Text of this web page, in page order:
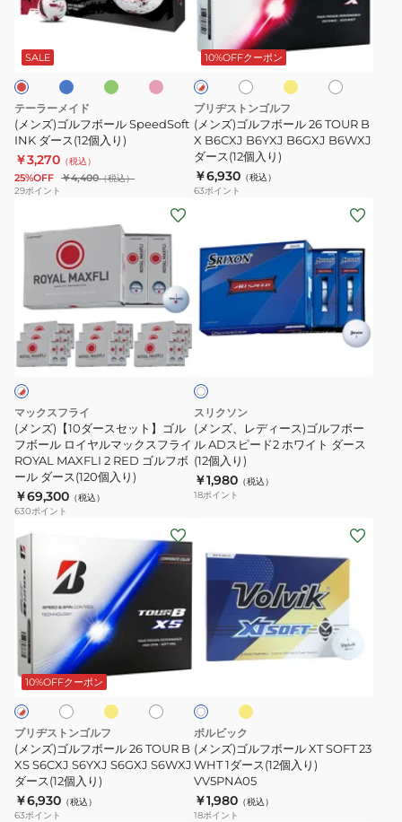
り
DIS9
ダ
ー
ス
個
入
り)
フ
ー
ル
SpeedSoft
INK
ダ
ー
ス
SALE
グ
ー
ピ
ク
テーラーメイド
(メンズ)ゴルフボール SpeedSoft
INK ダース(12個入り)
￥3,270 （税込）
25%OFF ￥4,400（税込）
29ポイント
フ
ボ
ー
ル
26
TOUR
B
X
B6CXJ
B6WXJ
ダ
ー
(12
り)
10%OFFクーポン
ホ
×
レ
ッ
ド
ホ
エ
ロ
パ
ー
ル
ホ
ワ
イ
ト ブリヂストンゴルフ
(メンズ)ゴルフボール 26 TOUR B
X B6CXJ B6YXJ B6GXJ B6WXJ
ダース(12個入り)
￥6,930 （税込）
63ポイント
ン
【10
ス
セ
ッ
ト】
ゴ
ル
フ
ボ
ー
ル
ロ
イ
ヤ
ル
マ
ッ
ク
ス
フ
ラ
イ
ROYAL
MAXFLI
マックスフライ
(メンズ)【10ダースセット】ゴル
フボール ロイヤルマックスフライ
ROYAL MAXFLI 2 RED ゴルフボ
ール ダース(120個入り)
￥69,300 （税込）
630ポイント
ズ、
レ
デ
ー
ゴ
ル
フ
ボ
ー
ル
ピ
ワ
ト
ダ
ー
ス
(12
個
ホ
ワ
イ
スリクソン
(メンズ、レディース)ゴルフボー
ル ADスピード2 ホワイト ダース
(12個入り)
￥1,980 （税込）
18ポイント
ン
ズ)
ゴ
ル
フ
ボ
ー
ル
26
TOUR
B
XS
S6CXJ
10%OFFクーポン
イ
エ
ロ
ホ
ワ
イ
ト
ブリヂストンゴルフ
(メンズ)ゴルフボール 26 TOUR B
XS S6CXJ S6YXJ S6GXJ S6WXJ
ダース(12個入り)
￥6,930 （税込）
63ポイント
ン
ボ
ル
XT
SOFT
23
WHT
1
ワ
イ
イ
エ
ロ
ボルビック
(メンズ)ゴルフボール XT SOFT 23
WHT 1ダース(12個入り)
VV5PNA05
￥1,980 （税込）
18ポイント